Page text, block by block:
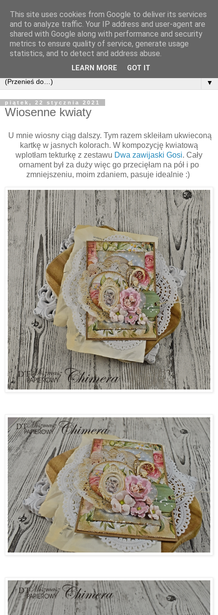
▼
piątek, 22 stycznia 2021
Wiosenne kwiaty
U mnie wiosny ciąg dalszy. Tym razem skleiłam ukwieconą
kartkę w jasnych kolorach. W kompozycję kwiatową
wplotłam tekturkę z zestawu Dwa zawijaski Gosi. Cały
ornament był za duży więc go przecięłam na pół i po
zmniejszeniu, moim zdaniem, pasuje idealnie :)
This site uses cookies from Google to deliver its services
and to analyze traffic. Your IP address and user-agent are
shared with Google along with performance and security
metrics to ensure quality of service, generate usage
statistics, and to detect and address abuse.
LEARN MORE GOT IT